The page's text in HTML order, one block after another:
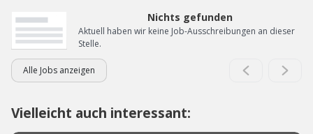
Nichts gefunden
Aktuell haben wir keine Job-Ausschreibungen an dieser
Stelle.
Alle Jobs anzeigen
Vielleicht auch interessant: